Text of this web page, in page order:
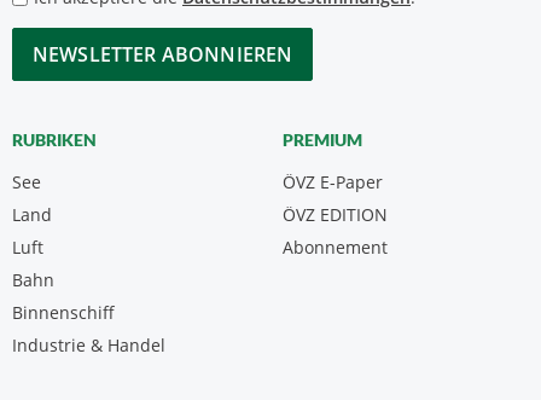
*
CAPTCHA
RUBRIKEN
See
Land
Luft
Bahn
Binnenschiff
Industrie & Handel
PREMIUM
ÖVZ E-Paper
Abonnement
ÖVZ EDITION